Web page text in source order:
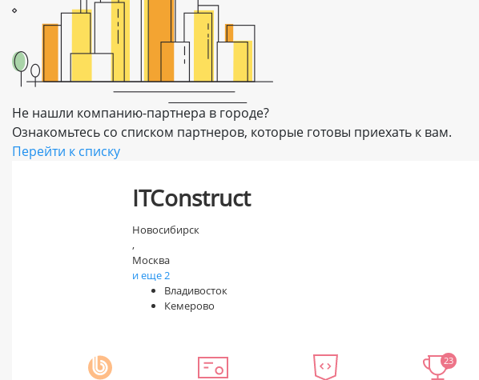
Не нашли компанию-партнера в городе?
Ознакомьтесь со списком партнеров, которые готовы приехать к вам.
Перейти к списку
ITConstruct
Новосибирск
,
Москва
и еще 2
Владивосток
Кемерово
23